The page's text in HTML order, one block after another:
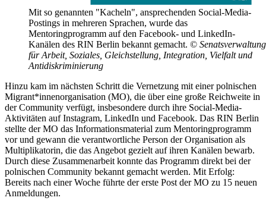
Mit so genannten "Kacheln", ansprechenden Social-Media-
Postings in mehreren Sprachen, wurde das
Mentoringprogramm auf den Facebook- und LinkedIn-
Kanälen des RIN Berlin bekannt gemacht. © Senatsverwaltung
für Arbeit, Soziales, Gleichstellung, Integration, Vielfalt und
Antidiskriminierung
Hinzu kam im nächsten Schritt die Vernetzung mit einer polnischen
Migrant*innenorganisation (MO), die über eine große Reichweite in
der Community verfügt, insbesondere durch ihre Social-Media-
Aktivitäten auf Instagram, LinkedIn und Facebook. Das RIN Berlin
stellte der MO das Informationsmaterial zum Mentoringprogramm
vor und gewann die verantwortliche Person der Organisation als
Multiplikatorin, die das Angebot gezielt auf ihren Kanälen bewarb.
Durch diese Zusammenarbeit konnte das Programm direkt bei der
polnischen Community bekannt gemacht werden. Mit Erfolg:
Bereits nach einer Woche führte der erste Post der MO zu 15 neuen
Anmeldungen.